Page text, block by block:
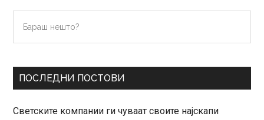
Primary
Sidebar
нешто?
ПОСЛЕДНИ ПОСТОВИ
Светските компании ги чуваат своите најскапи